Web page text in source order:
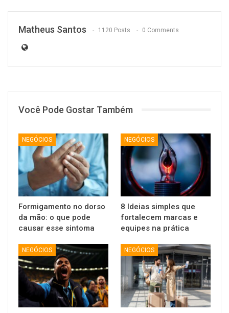
Matheus Santos 1120 Posts 0 Comments
Você Pode Gostar Também
NEGÓCIOS
Formigamento no dorso
da mão: o que pode
causar esse sintoma
NEGÓCIOS
8 Ideias simples que
fortalecem marcas e
equipes na prática
NEGÓCIOS NEGÓCIOS